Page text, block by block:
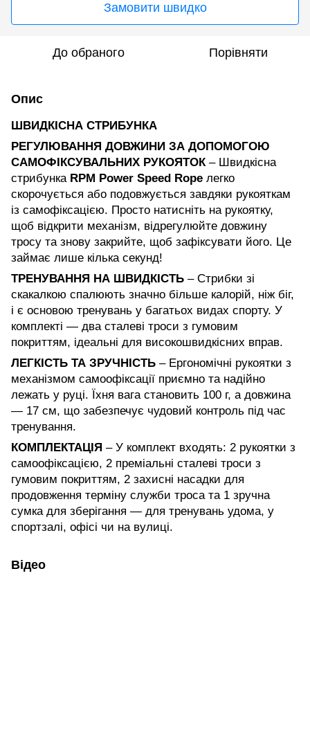
Замовити швидко
До обраного Порівняти
Опис
ШВИДКІСНА СТРИБУНКА
РЕГУЛЮВАННЯ ДОВЖИНИ ЗА ДОПОМОГОЮ
САМОФІКСУВАЛЬНИХ РУКОЯТОК – Швидкісна
стрибунка RPM Power Speed Rope легко
скорочується або подовжується завдяки рукояткам
із самофіксацією. Просто натисніть на рукоятку,
щоб відкрити механізм, відрегулюйте довжину
тросу та знову закрийте, щоб зафіксувати його. Це
займає лише кілька секунд!
ТРЕНУВАННЯ НА ШВИДКІСТЬ – Стрибки зі
скакалкою спалюють значно більше калорій, ніж біг,
і є основою тренувань у багатьох видах спорту. У
комплекті — два сталеві троси з гумовим
покриттям, ідеальні для високошвидкісних вправ.
ЛЕГКІСТЬ ТА ЗРУЧНІСТЬ – Ергономічні рукоятки з
механізмом самоофіксації приємно та надійно
лежать у руці. Їхня вага становить 100 г, а довжина
— 17 см, що забезпечує чудовий контроль під час
тренування.
КОМПЛЕКТАЦІЯ – У комплект входять: 2 рукоятки з
самоофіксацією, 2 преміальні сталеві троси з
гумовим покриттям, 2 захисні насадки для
продовження терміну служби троса та 1 зручна
сумка для зберігання — для тренувань удома, у
спортзалі, офісі чи на вулиці.
Відео